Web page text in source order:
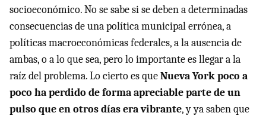
socioeconómico. No se sabe si se deben a determinadas
consecuencias de una política municipal errónea, a
políticas macroeconómicas federales, a la ausencia de
ambas, o a lo que sea, pero lo importante es llegar a la
raíz del problema. Lo cierto es queNueva York poco a
poco ha perdido de forma apreciable parte de un
pulso que en otros días era vibrante, y ya saben que